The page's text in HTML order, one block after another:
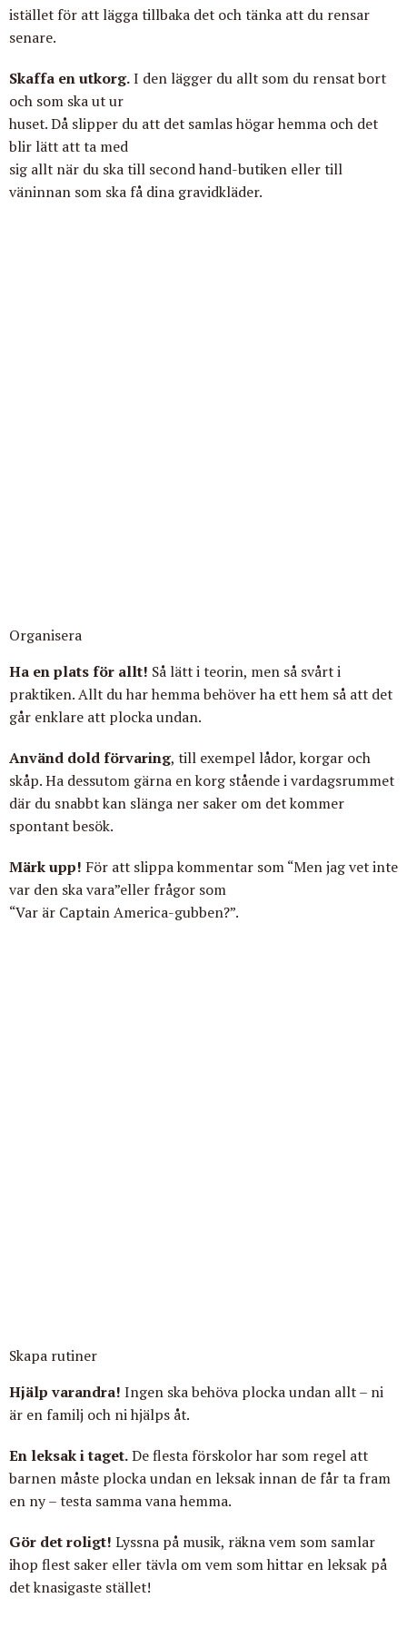
istället för att lägga tillbaka det och tänka att du rensar
senare.
Skaffa en utkorg.I den lägger du allt som du rensat bort
och som ska ut ur
huset. Då slipper du att det samlas högar hemma och det
blir lätt att ta med
sig allt när du ska till second hand-butiken eller till
väninnan som ska få dina gravidkläder.
Organisera
Ha en plats för allt! Så lätt i teorin, men så svårt i
praktiken. Allt du har hemma behöver ha ett hem så att det
går enklare att plocka undan.
Använd dold förvaring, till exempel lådor, korgar och
skåp. Ha dessutom gärna en korg stående i vardagsrummet
där du snabbt kan slänga ner saker om det kommer
spontant besök.
Märk upp! För att slippa kommentar som “Men jag vet inte
var den ska vara”eller frågor som
“Var är Captain America-gubben?”.
Skapa rutiner
Hjälp varandra! Ingen ska behöva plocka undan allt – ni
är en familj och ni hjälps åt.
En leksak i taget.De flesta förskolor har som regel att
barnen måste plocka undan en leksak innan de får ta fram
en ny – testa samma vana hemma.
Gör det roligt! Lyssna på musik, räkna vem som samlar
ihop flest saker eller tävla om vem som hittar en leksak på
det knasigaste stället!